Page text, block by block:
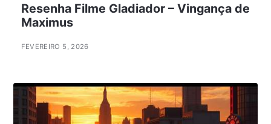
Resenha Filme Gladiador – Vingança de
Maximus
FEVEREIRO 5, 2026